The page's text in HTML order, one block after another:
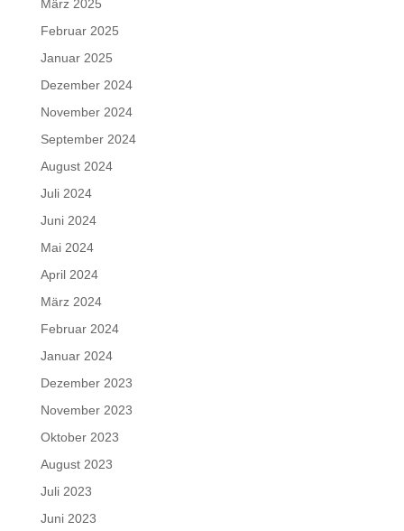
März 2025
Februar 2025
Januar 2025
Dezember 2024
November 2024
September 2024
August 2024
Juli 2024
Juni 2024
Mai 2024
April 2024
März 2024
Februar 2024
Januar 2024
Dezember 2023
November 2023
Oktober 2023
August 2023
Juli 2023
Juni 2023